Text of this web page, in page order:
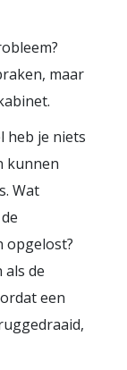
maar
heb je niets
kunnen
Wat
opgelost?
de
een